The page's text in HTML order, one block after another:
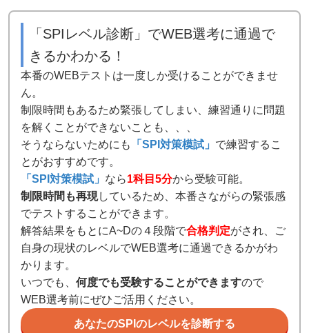
「SPIレベル診断」でWEB選考に通過で
きるかわかる！
本番のWEBテストは一度しか受けることができませ
ん。
制限時間もあるため緊張してしまい、練習通りに問題
を解くことができないことも、、、
そうならないためにも
「SPI対策模試」 で練習するこ
とがおすすめです。
「SPI対策模試」 なら1科目5分から受験可能。
制限時間も再現しているため、本番さながらの緊張感
でテストすることができます。
解答結果をもとにA~Dの４段階で合格判定がされ、ご
自身の現状のレベルでWEB選考に通過できるかがわ
かります。
いつでも、 何度でも受験することができますので
WEB選考前にぜひご活用ください。
あなたのSPIのレベルを診断する